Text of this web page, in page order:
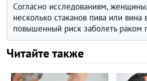
Согласно исследованиям,
несколько стаканов пива или
повышенный риск заболеть раком
Читайте также